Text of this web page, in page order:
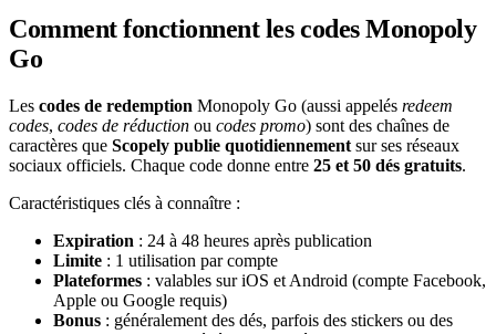
Comment fonctionnent les codes Monopoly
Go
Les codes de redemption Monopoly Go (aussi appelés redeem
codes, codes de réduction ou codes promo) sont des chaînes de
caractères que Scopely publie quotidiennement sur ses réseaux
sociaux officiels. Chaque code donne entre 25 et 50 dés gratuits.
Caractéristiques clés à connaître :
Expiration : 24 à 48 heures après publication
Limite : 1 utilisation par compte
Plateformes : valables sur iOS et Android (compte Facebook,
Apple ou Google requis)
Bonus : généralement des dés, parfois des stickers ou des